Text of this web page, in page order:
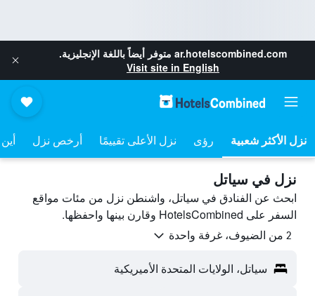
ar.hotelscombined.com متوفر أيضاً باللغة الإنجليزية.
Visit site in English
نزل الأكثر شعبية رؤى نزل الأعلى تقييمًا أرخص نزل
نزل في سياتل
ابحث عن الفنادق في سياتل، واشنطن نزل من مئات مواقع
السفر على HotelsCombined وقارن بينها واحفظها.
2 من الضيوف، غرفة واحدة
سياتل، الولايات المتحدة الأميريكية